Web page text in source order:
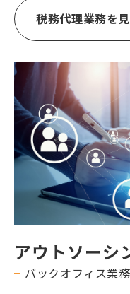
税務代理業務を
アウトソーシ
バックオフィス業